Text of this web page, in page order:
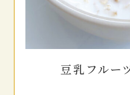
豆乳フルー